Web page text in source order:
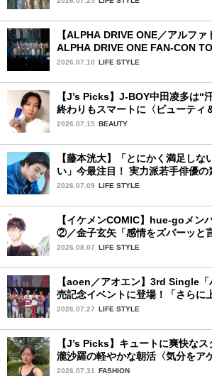
【ALPHA DRIVE ONE／アルフ
ALPHA DRIVE ONE FAN-CON
YOKOHAMA」1日目詳細レポ【後
2026.07.10 LIFE STYLE
【J’s Picks】J-BOY中田凌多は“
終わりもスマートに〈ビューティ
需品〉
2026.07.15 BEAUTY
【藤本洸大】「とにかく満足しな
い」今最注目！ 実力派若手俳優の
2026.07.09 LIFE STYLE
【イケメンCOMIC】hue-goメン
②／金子玄矢「感情をズバーッと
せ〜」
2026.08.07 LIFE STYLE
【aoen／アオエン】3rd Single
売記念イベントに登場！「さらに
新たなハジマリになるように」と
2026.07.27 LIFE STYLE
【J’s Picks】キュートに爽快な
瀧沙羅の軽やかな朝活〈気分をア
ィーン〉
2026.07.31 FASHION